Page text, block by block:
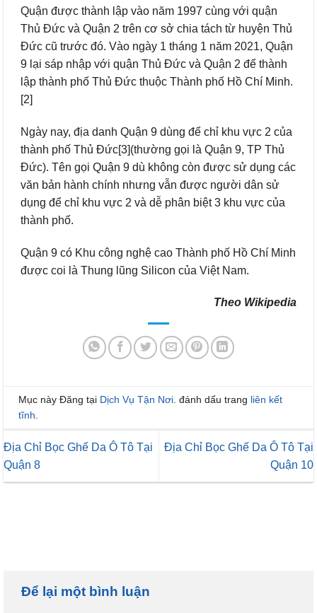
Quận được thành lập vào năm 1997 cùng với quận
Thủ Đức và Quận 2 trên cơ sở chia tách từ huyện Thủ
Đức cũ trước đó. Vào ngày 1 tháng 1 năm 2021, Quận
9 lại sáp nhập với quận Thủ Đức và Quận 2 để thành
lập thành phố Thủ Đức thuộc Thành phố Hồ Chí Minh.
[2]
Ngày nay, địa danh Quận 9 dùng để chỉ khu vực 2 của
thành phố Thủ Đức[3](thường gọi là Quận 9, TP Thủ
Đức). Tên gọi Quận 9 dù không còn được sử dụng các
văn bản hành chính nhưng vẫn được người dân sử
dụng để chỉ khu vực 2 và dễ phân biệt 3 khu vực của
thành phố.
Quận 9 có Khu công nghệ cao Thành phố Hồ Chí Minh
được coi là Thung lũng Silicon của Việt Nam.
Theo Wikipedia
Mục này Đăng tại Dịch Vụ Tận Nơi . đánh dấu trang liên kết
tĩnh
Địa Chỉ Bọc Ghế Da Ô Tô Tại
Quận 8
Địa Chỉ Bọc Ghế Da Ô Tô Tại
Quận 10
Để lại một bình luận